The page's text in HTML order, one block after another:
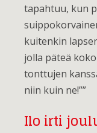
tapahtuu, kun
kuitenkin
jolla päteä
tonttujen
niin kuin ne!””
Ilo irti